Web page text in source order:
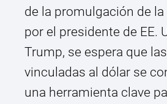
de la promulgación de la
por el presidente de EE.
Trump, se espera que
vinculadas al dólar se
una herramienta clave